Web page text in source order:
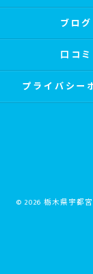
ブログ
口コミ
プライバシー
© 2026 栃木県宇都